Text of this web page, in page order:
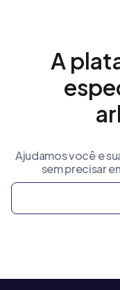
A
Ajudamos você e
sem precisar